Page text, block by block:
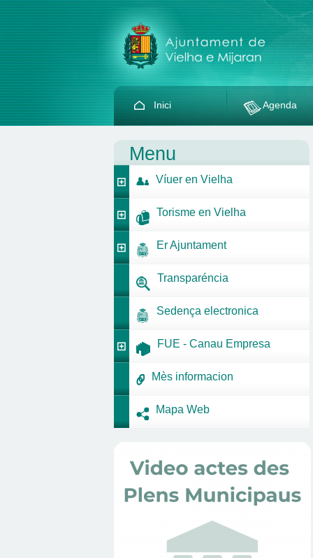
Inici Agenda
Menu
Víuer en Vielha
Torisme en Vielha
Er Ajuntament
Transparéncia
Sedença electronica
FUE - Canau Empresa
Mès informacion
Mapa Web